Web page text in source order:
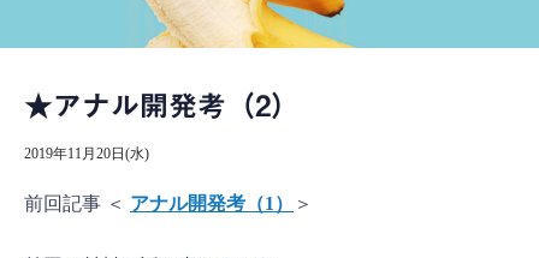
★アナル開発考（2）
2019年11月20日(水)
前回記事 ＜ アナル開発考（1） ＞